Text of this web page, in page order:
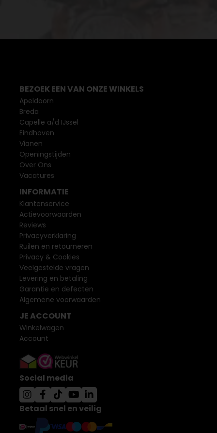
BEZOEK EEN VAN ONZE WINKELS
Apeldoorn
Breda
Capelle a/d IJssel
Eindhoven
Vianen
Openingstijden
Over Ons
Vacatures
INFORMATIE
Klantenservice
Actievoorwaarden
Reviews
Privacyverklaring
Ruilen en retourneren
Privacy & Cookies
Veelgestelde vragen
Levering en betaling
Garantie en defecten
Algemene voorwaarden
JE ACCOUNT
Winkelwagen
Account
Social media
Betaal snel en veilig